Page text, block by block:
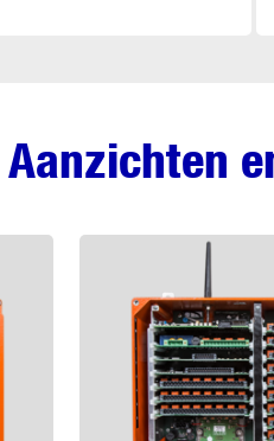
Aanzichten